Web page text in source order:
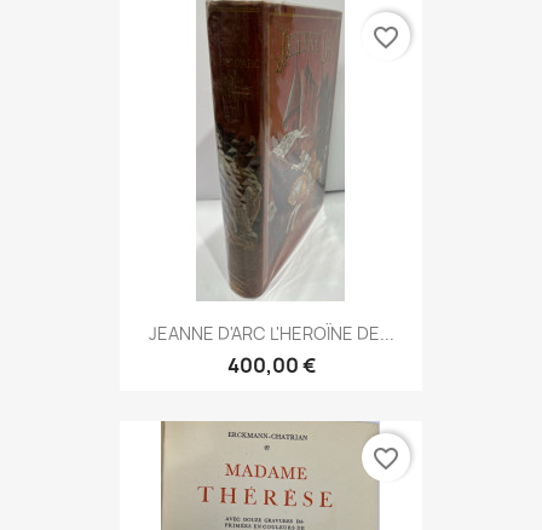
JEANNE D'ARC L'HEROÏNE DE...
400,00 €
favorite_border
favorite_border